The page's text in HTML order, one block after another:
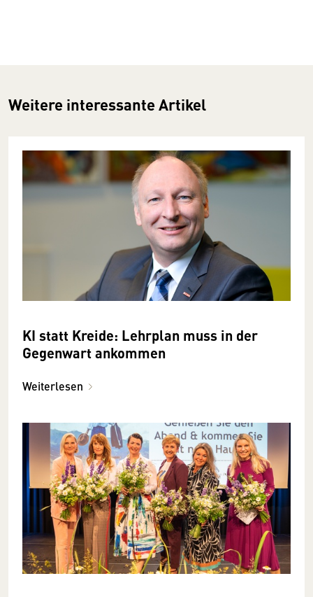
Weitere interessante Artikel
KI statt Kreide: Lehrplan muss in der
Gegenwart ankommen
Weiterlesen